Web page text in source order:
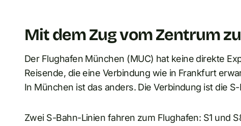
Mit dem Zug vom Zentrum
Der Flughafen München (MUC) hat keine direkte
Reisende, die eine Verbindung wie in Frankfurt
In München ist das anders. Die Verbindung ist die
Zwei S-Bahn-Linien fahren zum Flughafen: S1 und